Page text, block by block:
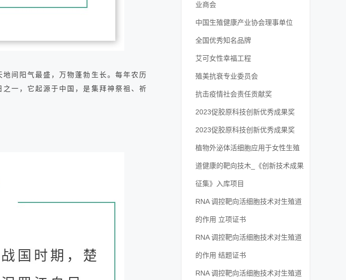
间阳气最盛，万物蓬勃生长。每年农历
一，它起源于中国，是集拜神祭祖、祈
业商会
中国生殖健康产业协会理事单位
全国优秀知名品牌
艾可女性幸福工程
殖美抗衰专业委员会
抗击疫情社会责任贡献奖
2023促胶原科技创新优秀成果奖
2023促胶原科技创新优秀成果奖
植物外泌体活细胞应用于女性生殖
道健康的靶向技木_《创新技术成果
征集》入库项目
RNA 调控靶向活细胞技术对生殖道
的作用 立项证书
RNA 调控靶向活细胞技术对生殖道
的作用 结题证书
RNA 调控靶向活细胞技术对生殖道